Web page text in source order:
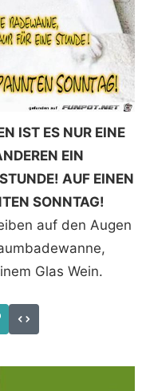
IST ES NUR EINE
EIN
AUF EINEN
SONNTAG!
auf den Augen
Glas Wein.
Code